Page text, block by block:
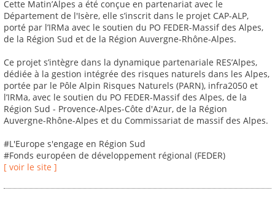
Cette Matin’Alpes a été conçue en partenariat avec le
Département de l'Isère, elle s’inscrit dans le projet CAP-ALP,
porté par l’IRMa avec le soutien du PO FEDER-Massif des Alpes,
de la Région Sud et de la Région Auvergne-Rhône-Alpes.
Ce projet s’intègre dans la dynamique partenariale RES’Alpes,
dédiée à la gestion intégrée des risques naturels dans les Alpes,
portée par le Pôle Alpin Risques Naturels (PARN), infra2050 et
l’IRMa, avec le soutien du PO FEDER-Massif des Alpes, de la
Région Sud - Provence-Alpes-Côte d'Azur, de la Région
Auvergne-Rhône-Alpes et du Commissariat de massif des Alpes.
#L'Europe s'engage en Région Sud
#Fonds européen de développement régional (FEDER)
[ voir le site ]